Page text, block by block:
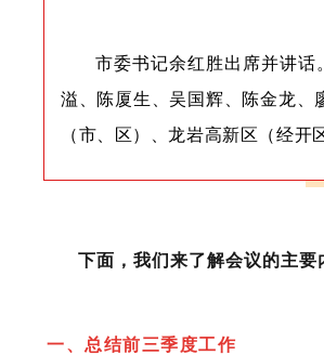
市委书记余红胜出席并讲
溢、陈厦生、吴国辉、陈金龙、
（市、区）、龙岩高新区（经开
下面，我们来了解会议的主
一、 总结前三季度工作